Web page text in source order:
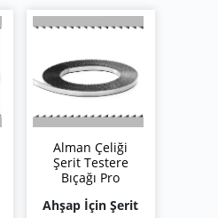
Alman Çeliği
Şerit Testere
Bıçağı Pro
Ahşap İçin Şerit